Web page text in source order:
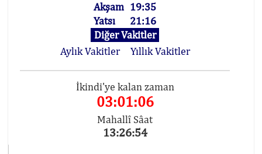
Akşam 19:35
Yatsı
21:16
Diğer Vakitler
Aylık Vakitler
Yıllık Vakitler
İkindi'ye kalan zaman
03:01:06
Mahallî Sâat
13:26:54